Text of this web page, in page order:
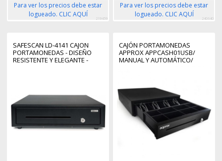
Para ver los precios debe estar
logueado. CLIC AQUÍ
219459
Para ver los precios debe estar
logueado. CLIC AQUÍ
240640
SAFESCAN LD-4141 CAJON
PORTAMONEDAS - DISEÑO
RESISTENTE Y ELEGANTE -
CAJÓN PORTAMONEDAS
APPROX APPCASH01USB/
MANUAL Y AUTOMÁTICO/